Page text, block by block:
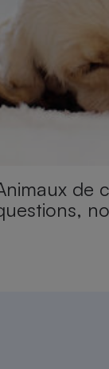
de